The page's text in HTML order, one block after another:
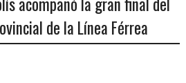
de la Línea Férrea